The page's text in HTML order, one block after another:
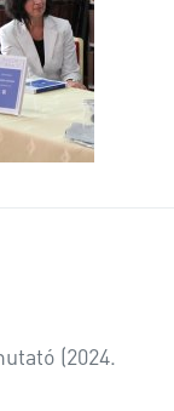
(2024.